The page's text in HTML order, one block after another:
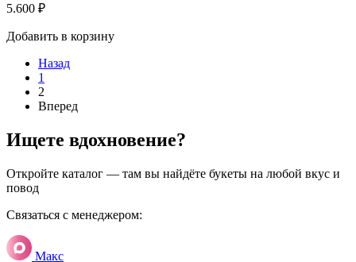
5.600 ₽
Добавить в корзину
Назад
1
2
Вперед
Ищете вдохновение?
Откройте каталог — там вы найдёте букеты на любой вкус и
повод
Связаться с менеджером:
Макс